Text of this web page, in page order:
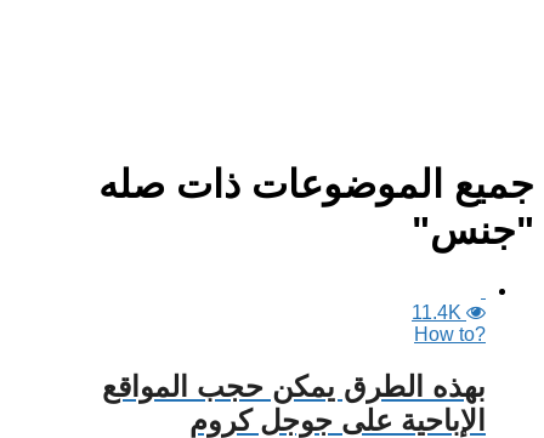
جميع الموضوعات ذات صله
"جنس"
11.4K
?How to
بهذه الطرق يمكن حجب المواقع
الإباحية على جوجل كروم